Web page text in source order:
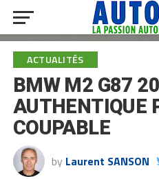
ACTUALITÉS
BMW M2 G87
AUTHENTIQUE
COUPABLE
by Laurent SANSON